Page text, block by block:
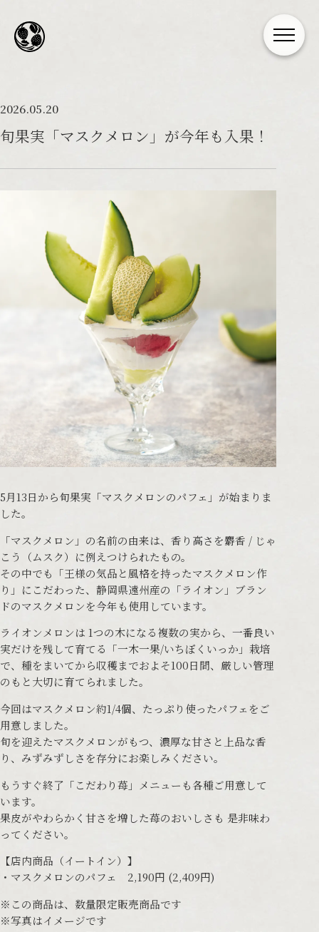
2026.05.20
旬果実「マスクメロン」が今年も入果！
5月13日から旬果実「マスクメロンのパフェ」が始まりま
した。
「マスクメロン」の名前の由来は、香り高さを麝香 / じゃ
こう（ムスク）に例えつけられたもの。
その中でも「王様の気品と風格を持ったマスクメロン作
り」にこだわった、静岡県遠州産の「ライオン」ブラン
ドのマスクメロンを今年も使用しています。
ライオンメロンは 1つの木になる複数の実から、一番良い
実だけを残して育てる「一木一果/いちぼくいっか」栽培
で、種をまいてから収穫までおよそ100日間、厳しい管理
のもと大切に育てられました。
今回はマスクメロン約1/4個、たっぷり使ったパフェをご
用意しました。
旬を迎えたマスクメロンがもつ、濃厚な甘さと上品な香
り、みずみずしさを存分にお楽しみください。
もうすぐ終了「こだわり苺」メニューも各種ご用意して
います。
果皮がやわらかく甘さを増した苺のおいしさも 是非味わ
ってください。
【店内商品（イートイン）】
・マスクメロンのパフェ 2,190円 (2,409円)
※この商品は、数量限定販売商品です
※写真はイメージです